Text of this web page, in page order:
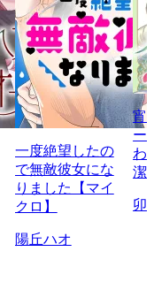
一度絶望したの
で無敵彼女にな
りました【マイ
クロ】
陽丘ハオ
宵
ー
わ
潔
卯